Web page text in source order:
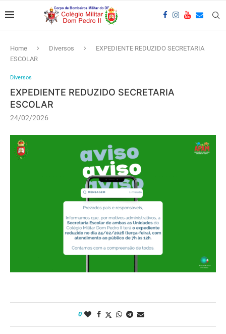
Home Diversos
EXPEDIENTE REDUZIDO SECRETARIA
ESCOLAR
Diversos
EXPEDIENTE REDUZIDO SECRETARIA
ESCOLAR
24/02/2026
0